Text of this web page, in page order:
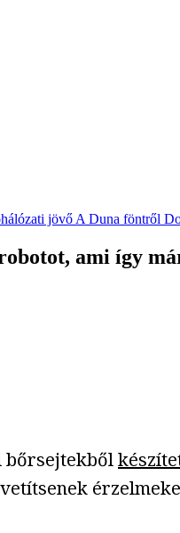
jövő A Duna föntről
ami így
bőrsejtekből